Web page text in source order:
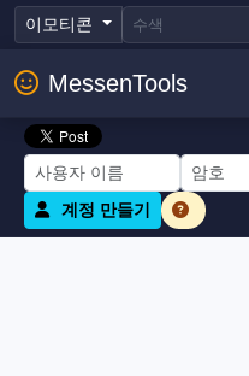
이모티콘
MessenTools
계정 만들기